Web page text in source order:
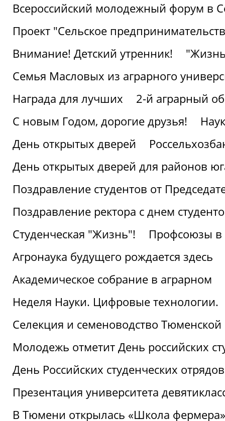
Всероссийский молодежный форум в
Проект "Сельское
Внимание! Детский утренник!
Семья Масловых из аграрного
Награда для лучших
2-й аграрный
С новым Годом, дорогие друзья!
День открытых дверей
День открытых дверей для районов
Поздравление студентов от
Поздравление ректора с днем
Студенческая "Жизнь"!
Профсоюзы в
Агронаука будущего рождается здесь
Академическое собрание в аграрном
Неделя Науки. Цифровые технологии.
Селекция и семеноводство Тюменской
Молодежь отметит День российских
День Российских студенческих
Презентация университета
В Тюмени открылась «Школа фермера»